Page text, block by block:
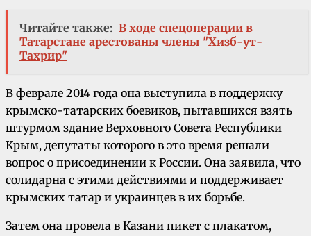
Читайте также: В ходе спецоперации в
Татарстане арестованы члены "Хизб-ут-
Тахрир"
В феврале 2014 года она выступила в поддержку
крымско-татарских боевиков, пытавшихся взять
штурмом здание Верховного Совета Республики
Крым, депутаты которого в это время решали
вопрос о присоединении к России. Она заявила, что
солидарна с этими действиями и поддерживает
крымских татар и украинцев в их борьбе.
Затем она провела в Казани пикет с плакатом,